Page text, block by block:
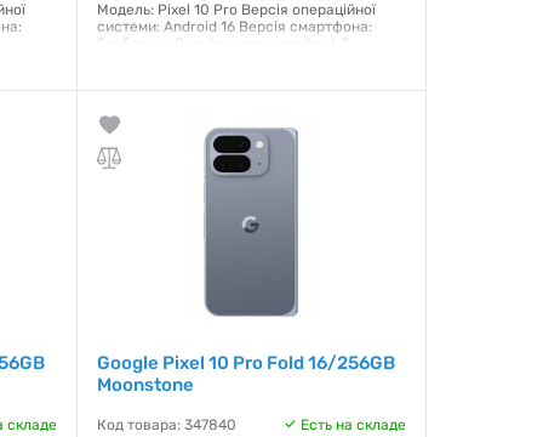
Модель: Pixel 10 Pro Версія операційної
системи: Android 16 Версія смартфона:
Глобальна Розмір екрану, дюйм: 6,3
Так Сенсорний екран: Ємнісний
Гарантия: 3 месяца
складе
Google Pixel 10 Pro Fold 16/256GB
Moonstone
Код товара: 347840 Есть на складе